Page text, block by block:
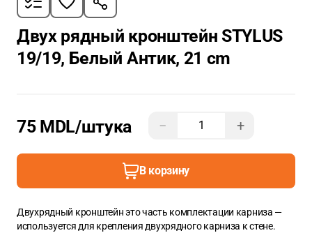
Двух рядный кронштейн STYLUS
19/19, Белый Антик, 21 cm
75 MDL/штука − +
В корзину
Двухрядный кронштейн это часть комплектации карниза —
используется для крепления двухрядного карниза к стене.